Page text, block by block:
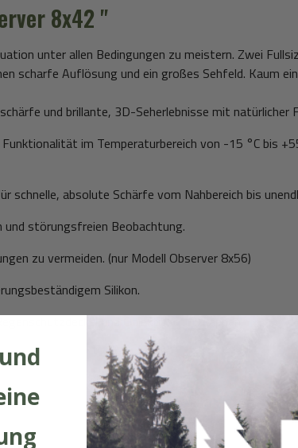
8x42 "
unter allen Bedingungen zu meistern. Zwei
scharfe Auflösung und ein großes Sehfeld. Kaum
und brillante, 3D-Seherlebnisse mit natürlicher
im Temperaturbereich von -15 °C bis
absolute Schärfe vom Nahbereich bis
störungsfreien Beobachtung.
zu vermeiden. (nur Modell Observer 8x56)
Silikon.
und Objektivschutzkappen.